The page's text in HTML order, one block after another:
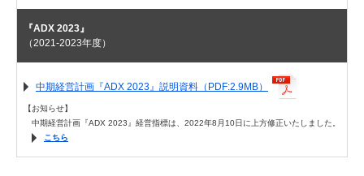
『ADX 2023』
（2021-2023年度）
中期経営計画『ADX 2023』説明資料（PDF:2.9MB）
【お知らせ】
中期経営計画『ADX 2023』経営指標は、2022年8月10日に上方修正いたしました。
こちら